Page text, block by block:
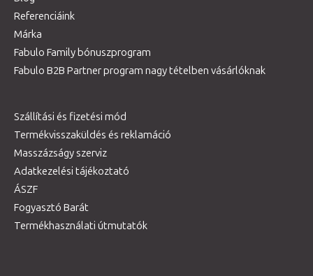
Referenciáink
Márka
Fabulo Family bónuszprogram
Fabulo B2B Partner program nagy tételben vásárlóknak
Szállítási és fizetési mód
Termékvisszaküldés és reklamáció
Masszázságy szerviz
Adatkezelési tájékoztató
ÁSZF
Fogyasztó Barát
Termékhasználati útmutatók